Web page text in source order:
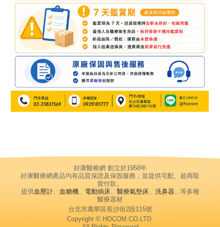
好康醫療網 創立於1958年
好康醫療網產品均有品質保證及保固服務，並提供宅配、超商取
貨付款。
提供血壓計、 血糖機、 電動病床、 醫療氣墊床、 洗鼻器...等多種
醫療器材
台北市萬華區長沙街2段115號
Copyright © HOCOM CO,LTD.